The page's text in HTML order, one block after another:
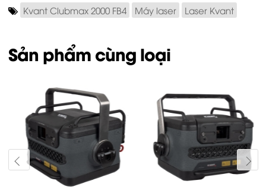
Kvant Clubmax 2000 FB4 Máy laser Laser Kvant
Sản phẩm cùng loại